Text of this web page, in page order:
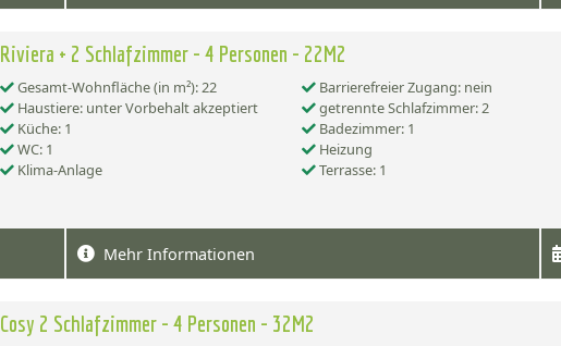
Riviera + 2 Schlafzimmer - 4 Personen - 22M2
Gesamt-Wohnfläche (in m²): 22
Barrierefreier Zugang: nein
Haustiere: unter Vorbehalt akzeptiert
getrennte Schlafzimmer: 2
Küche: 1
Badezimmer: 1
WC: 1
Heizung
Klima-Anlage
Terrasse: 1
Mehr Informationen
Cosy 2 Schlafzimmer - 4 Personen - 32M2